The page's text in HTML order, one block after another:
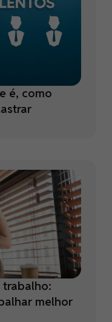
é, como
melhor